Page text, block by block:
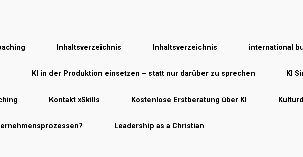
Inhaltsverzeichnis Inhaltsverzeichnis international
KI in der Produktion einsetzen – statt nur darüber zu sprechen KI
Kontakt xSkills Kostenlose Erstberatung über KI
Leadership as a Christian